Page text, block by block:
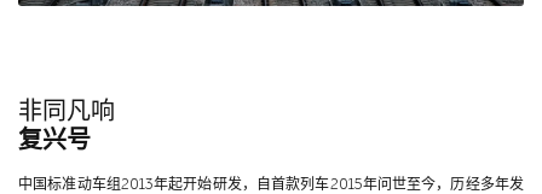
非同凡响
复兴号
中国标准动车组2013年起开始研发，自首款列车2015年问世至今，历经多年发